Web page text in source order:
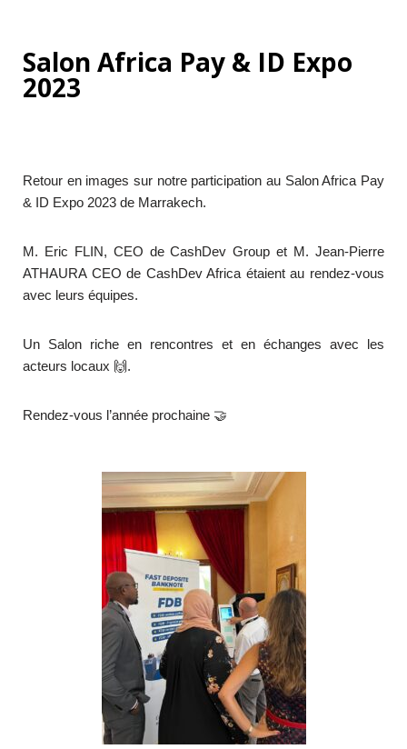
Salon Africa Pay & ID Expo
2023
Retour en images sur notre participation au Salon Africa Pay
& ID Expo 2023 de Marrakech.
M. Eric FLIN, CEO de CashDev Group et M. Jean-Pierre
ATHAURA CEO de CashDev Africa étaient au rendez-vous
avec leurs équipes.
Un Salon riche en rencontres et en échanges avec les
acteurs locaux 🙌.
Rendez-vous l’année prochaine 🤝